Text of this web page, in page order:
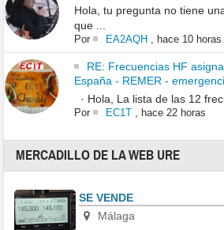
Hola, tu pregunta no tiene
que ...
Por EA2AQH , hace 10 horas
RE: Frecuencias HF
España - REMER -
· Hola, La lista de las 12
Por EC1T, hace 22 horas
MERCADILLO DE LA WEB URE
SE VENDE
Málaga